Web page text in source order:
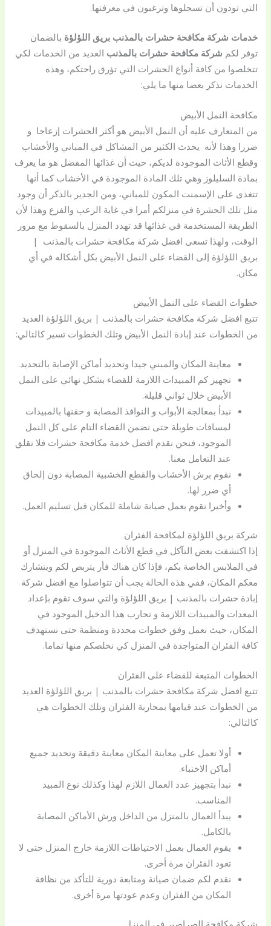
التي تودون أن تسجلوها وترغبون في معرفتها.
خدمات شركة مكافحة حشرات بالمذنب بريق اللؤلؤة بالضمان
توفر لكم شركة مكافحة حشرات بالمذنب العديد من الخدمات لكي
تتخلصوا من كافة أنواع الحشرات التي تؤرق راحتكم، وهذه
الخدمات نذكر بعضا منها ما يلي:
مكافحة النمل الأبيض
من المتعارف عليه أن النمل الأبيض هو أكثر الحشرات إزعاجا و
ضررا وهذا لأنه يحدث الكثير من المشاكل في المباني والأخشاب
وقطع الأثاث الموجودة لديكم، حيث أن غذائها المفضل هو ما يعرف
بمادة السليلوز وهي تلك المادة الموجودة في الأخشاب كما أنها
تتغذى على الإسمنت المكون للمباني، ومن الجدير بالذكر أن وجود
مثل تلك الحشرة في منزلكم أمرا في غاية الرعب والفزع وهذا لأن
الطريقة المستخدمة في غذائها قد تهدد المنزل بالسقوط مع مرور
الوقت، ولهذا تسعى افضل شركة مكافحة حشرات بالمذنب |
بريق اللؤلؤة إلى القضاء على النمل الأبيض بكل أشكاله في أي
مكان.
خطوات القضاء على النمل الأبيض
تتبع افضل شركة مكافحة حشرات بالمذنب | بريق اللؤلؤة العديد
من الخطوات عند إبادة النمل الأبيض وتلك الخطوات تسير كالتالي:
معاينة المكان والمبني جيدا وتحديد أماكن الإصابة بالتحديد.
تجهيز كم المبيدات اللازمة للقضاء بشكل نهائي على النمل
الأبيض خلال ثواني قليلة.
نبدأ بمعالجة الأبواب و النوافذ المصابة و حقنها بالمبيدات
لمسافات طويلة حتى نضمن القضاء التام على كل النمل
الموجود، فنحن نقدم افضل خدمة مكافحة حشرات فلا تقلق
عند التعامل معنا.
نقوم برش الأخشاب والقطع الخشبية المصابة دون إلحاق
أي ضرر لها.
وأخيرا نقوم بعمل صيانة شاملة للمكان قبل تسليم العمل.
شركة بريق اللؤلؤة لمكافحة الفئران
إذا اكتشفت بعض التآكل في قطع الأثاث الموجودة في المنزل أو
في الملابس الخاصة بكم، فإذا كان هناك فأر يتربص لكم ويتشارك
معكم المكان، ففي هذه الحالة يجب أن تتواصلوا مع افضل شركة
إبادة حشرات بالمذنب | بريق اللؤلؤة والتي سوف تقوم بإعداد
المعدات والمبيدات اللازمة و تحارب هذا الدخيل الموجود في
المكان، حيث نعمل وفق خطوات محددة ومنظمة حتى نستهدف
كافة الفئران المتواجدة في المنزل كي نخلصكم منها تماما.
الخطوات المتبعة للقضاء على الفئران
تتبع افضل شركة مكافحة حشرات بالمذنب | بريق اللؤلؤة العديد
من الخطوات عند قيامها بمحاربة الفئران وتلك الخطوات هي
كالتالي:
أولا تعمل على معاينة المكان معاينة دقيقة وتحديد جميع
أماكن الاختباء.
نبدأ بتجهيز عدد العمال اللازم لهذا وكذلك نوع المبيد
المناسب.
يبدأ العمال بالمنزل من الداخل ورش الأماكن المصابة
بالكامل.
يقوم العمال بعمل الاحتياطات اللازمة خارج المنزل حتى لا
تعود الفئران مرة أخرى.
نقدم لكم ضمان صيانة ومتابعة دورية للتأكد من نظافة
المكان من الفئران وعدم عودتها مرة أخرى.
شركة مكافحة الصراصير في المنزل